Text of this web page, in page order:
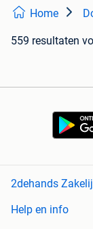
Home
559 resultaten
2dehands
Help en info